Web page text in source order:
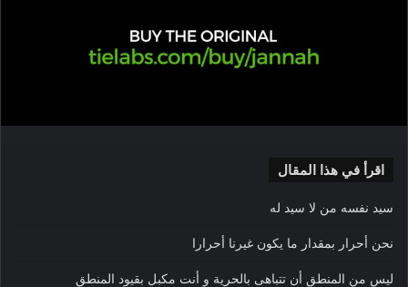
اقرأ في هذا المقال
سيد نفسه من لا سيد له
نحن أحرار بمقدار ما يكون غيرنا أحرارا
ليس من المنطق أن تتباهى بالحرية و أنت مكبل بقيود المنطق